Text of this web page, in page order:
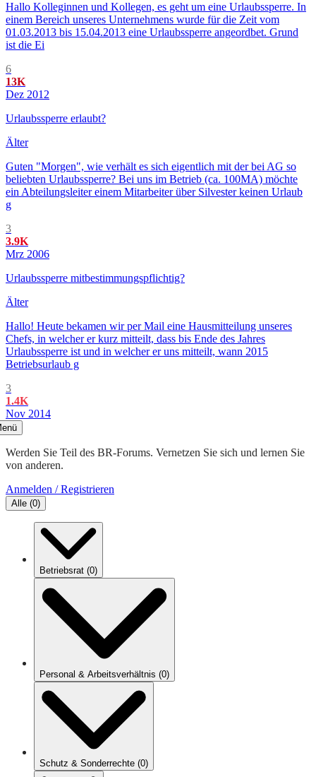
Hallo Kolleginnen und Kollegen, es geht um eine Urlaubssperre. In
einem Bereich unseres Unternehmens wurde für die Zeit vom
01.03.2013 bis 15.04.2013 eine Urlaubssperre angeordbet. Grund
ist die Ei
6
13K
Dez 2012
Urlaubssperre erlaubt?
Älter
Guten "Morgen", wie verhält es sich eigentlich mit der bei AG so
beliebten Urlaubssperre? Bei uns im Betrieb (ca. 100MA) möchte
ein Abteilungsleiter einem Mitarbeiter über Silvester keinen Urlaub
g
3
3.9K
Mrz 2006
Urlaubssperre mitbestimmungspflichtig?
Älter
Hallo! Heute bekamen wir per Mail eine Hausmitteilung unseres
Chefs, in welcher er kurz mitteilt, dass bis Ende des Jahres
Urlaubssperre ist und in welcher er uns mitteilt, wann 2015
Betriebsurlaub g
3
1.4K
Nov 2014
Werden Sie Teil des BR-Forums. Vernetzen Sie sich und lernen Sie
von anderen.
Anmelden / Registrieren
Alle (0)
Betriebsrat (0)
Personal & Arbeitsverhältnis (0)
Schutz & Sonderrechte (0)